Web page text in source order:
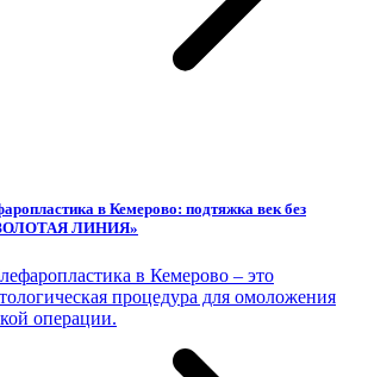
в Кемерово: подтяжка век без
ЛИНИЯ»
в Кемерово – это
процедура для омоложения
операции.